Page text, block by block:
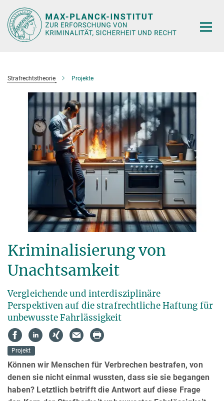
Hauptinhalt
Strafrechtstheorie Projekte
Kriminalisierung von
Unachtsamkeit
Vergleichende und interdisziplinäre
Perspektiven auf die strafrechtliche Haftung für
unbewusste Fahrlässigkeit
Projekt
Können wir Menschen für Verbrechen bestrafen, von
denen sie nicht einmal wussten, dass sie sie begangen
haben? Letztlich betrifft die Antwort auf diese Frage